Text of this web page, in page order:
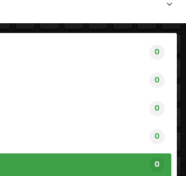
0
0
0
0
0